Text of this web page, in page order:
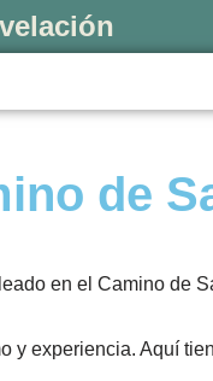
de
y experiencia. Aquí